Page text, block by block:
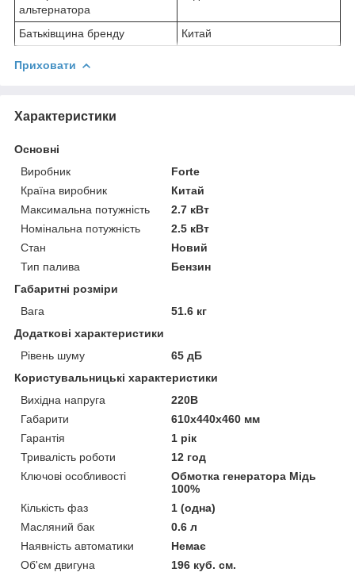
альтернатора
Батьківщина бренду Китай
Приховати
Характеристики
Основні
Виробник
Forte
Країна виробник
Китай
Максимальна потужність
2.7 кВт
Номінальна потужність
2.5 кВт
Стан
Новий
Тип палива
Бензин
Габаритні розміри
Вага
51.6 кг
Додаткові характеристики
Рівень шуму
65 дБ
Користувальницькі характеристики
Вихідна напруга
220В
Габарити
610х440х460 мм
Гарантія
1 рік
Тривалість роботи
12 год
Ключові особливості
Обмотка генератора Мідь
100%
Кількість фаз
1 (одна)
Масляний бак
0.6 л
Наявність автоматики
Немає
Об'єм двигуна
196 куб. см.